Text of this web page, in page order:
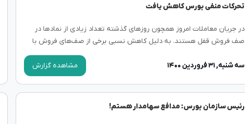
تحرکات منفی بورس کاهش یافت
در جریان معاملات امروز همچون روزهای گذشته تعداد زیادی از نمادها در
صف فروش قفل هستند. به دلیل کاهش نسبی برخی از صف‌های فروش با
حجم‌های بالا برای نمادهای بزرگ و شاخص‌ساز بازار سهام، شاخص...
سه شنبه, ۳۱ فروردین ۱۴۰۰
مشاهده گزارش
رئیس سازمان بورس: مدافع سهامدار هستم!